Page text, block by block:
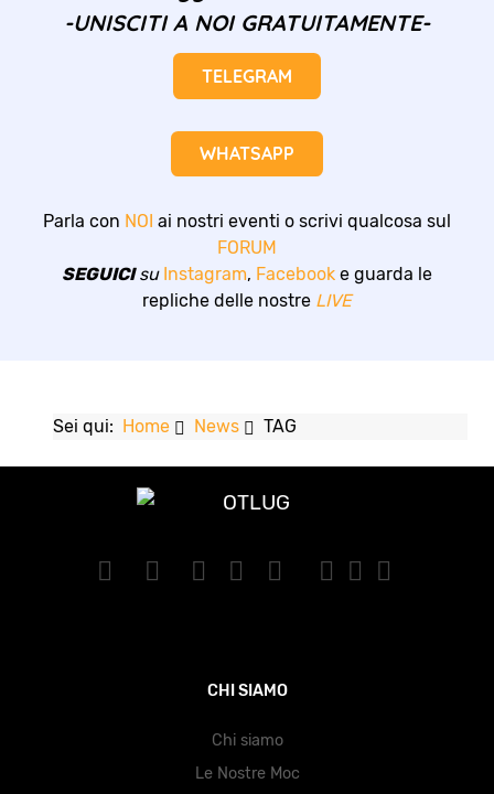
-UNISCITI A NOI GRATUITAMENTE-
TELEGRAM
WHATSAPP
Parla con NOI ai nostri eventi o scrivi qualcosa sul
FORUM
SEGUICIsu Instagram, Facebook e guarda le
repliche delle nostre LIVE
Sei qui: Home News TAG
CHI SIAMO
Chi siamo
Le Nostre Moc